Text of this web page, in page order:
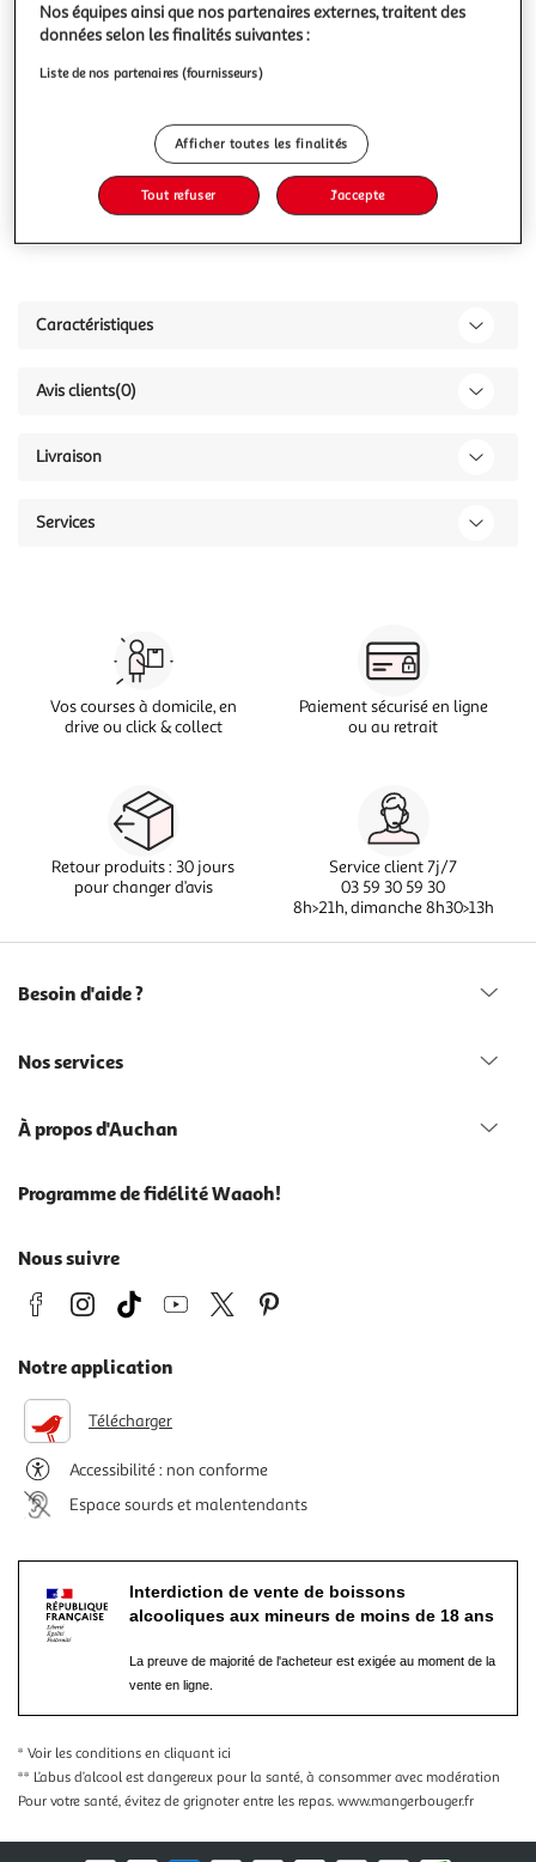
Livraison dès 7/8 jours
4,99€
Plus d'options
82,12€
Ajouter au panier
Caractéristiques
Avis clients(0)
Livraison
Services
Vos courses à domicile, en
drive ou click & collect
Paiement sécurisé en ligne
ou au retrait
Retour produits : 30 jours
pour changer d’avis
Service client 7j/7
03 59 30 59 30
8h>21h, dimanche 8h30>13h
Besoin d'aide ?
Nos services
À propos d'Auchan
Programme de fidélité Waaoh!
Nous suivre
Notre application
Télécharger
Accessibilité : non conforme
Espace sourds et malentendants
Interdiction de vente de boissons
alcooliques aux mineurs de moins de 18 ans
La preuve de majorité de l'acheteur est exigée au moment de la
vente en ligne.
* Voir les conditions en cliquant ici
** L’abus d’alcool est dangereux pour la santé, à consommer avec modération
Pour votre santé, évitez de grignoter entre les repas. www.mangerbouger.fr
Nos équipes ainsi que nos partenaires externes, traitent des
données selon les finalités suivantes :
Liste de nos partenaires (fournisseurs)
Afficher toutes les finalités
Tout refuser J'accepte